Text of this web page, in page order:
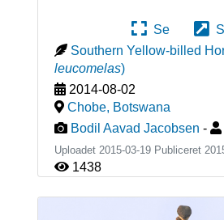
Se
Southern Yellow-billed
leucomelas)
2014-08-02
Chobe, Botswana
Bodil Aavad Jacobsen -
Uploadet 2015-03-19 Publiceret
1438